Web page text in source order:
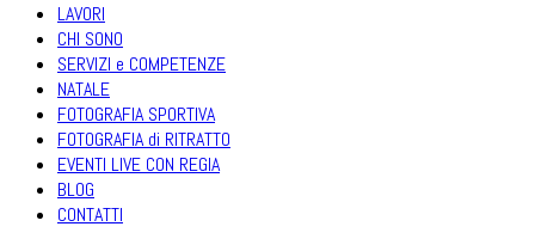
LAVORI
CHI SONO
SERVIZI e COMPETENZE
NATALE
FOTOGRAFIA SPORTIVA
FOTOGRAFIA di RITRATTO
EVENTI LIVE CON REGIA
BLOG
CONTATTI